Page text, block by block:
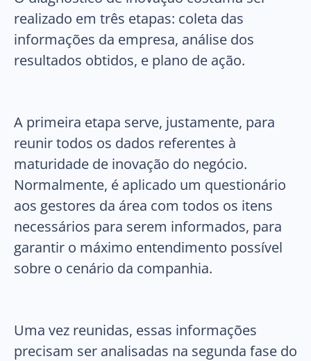
realizado em três etapas: coleta das
informações da empresa, análise dos
resultados obtidos, e plano de ação.
A primeira etapa serve, justamente, para
reunir todos os dados referentes à
maturidade de inovação do negócio.
Normalmente, é aplicado um questionário
aos gestores da área com todos os itens
necessários para serem informados, para
garantir o máximo entendimento possível
sobre o cenário da companhia.
Uma vez reunidas, essas informações
precisam ser analisadas na segunda fase do